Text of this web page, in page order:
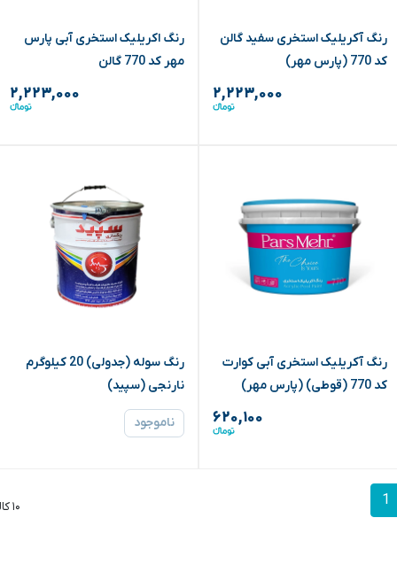
رنگ آکریلیک استخری سفید گالن
کد 770 (پارس مهر)
۲,۲۲۳,۰۰۰
رنگ اکریلیک استخری آبی پارس
مهر کد 770 گالن
۲,۲۲۳,۰۰۰
رنگ آکریلیک استخری آبی کوارت
کد 770 (قوطی) (پارس مهر)
۶۲۰,۱۰۰
رنگ سوله (جدولی) 20 کیلوگرم
نارنجی (سپید)
ناموجود
1 ۱۰ کالا